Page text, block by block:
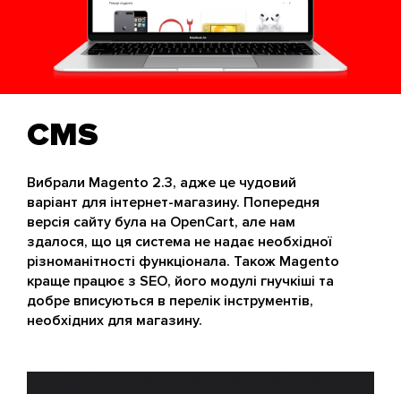
CMS
Вибрали Magento 2.3, адже це чудовий
варіант для інтернет-магазину. Попередня
версія сайту була на OpenCart, але нам
здалося, що ця система не надає необхідної
різноманітності функціонала. Також Magento
краще працює з SEO, його модулі гнучкіші та
добре вписуються в перелік інструментів,
необхідних для магазину.